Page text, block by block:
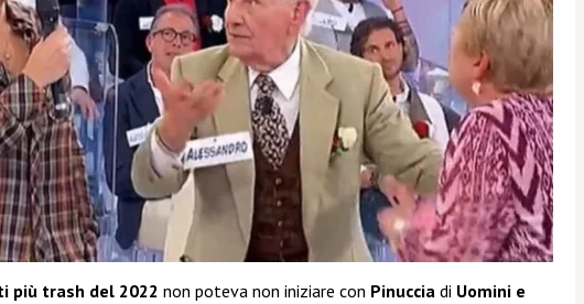
più trash del 2022 non poteva non iniziare con Pinuccia di Uomini e